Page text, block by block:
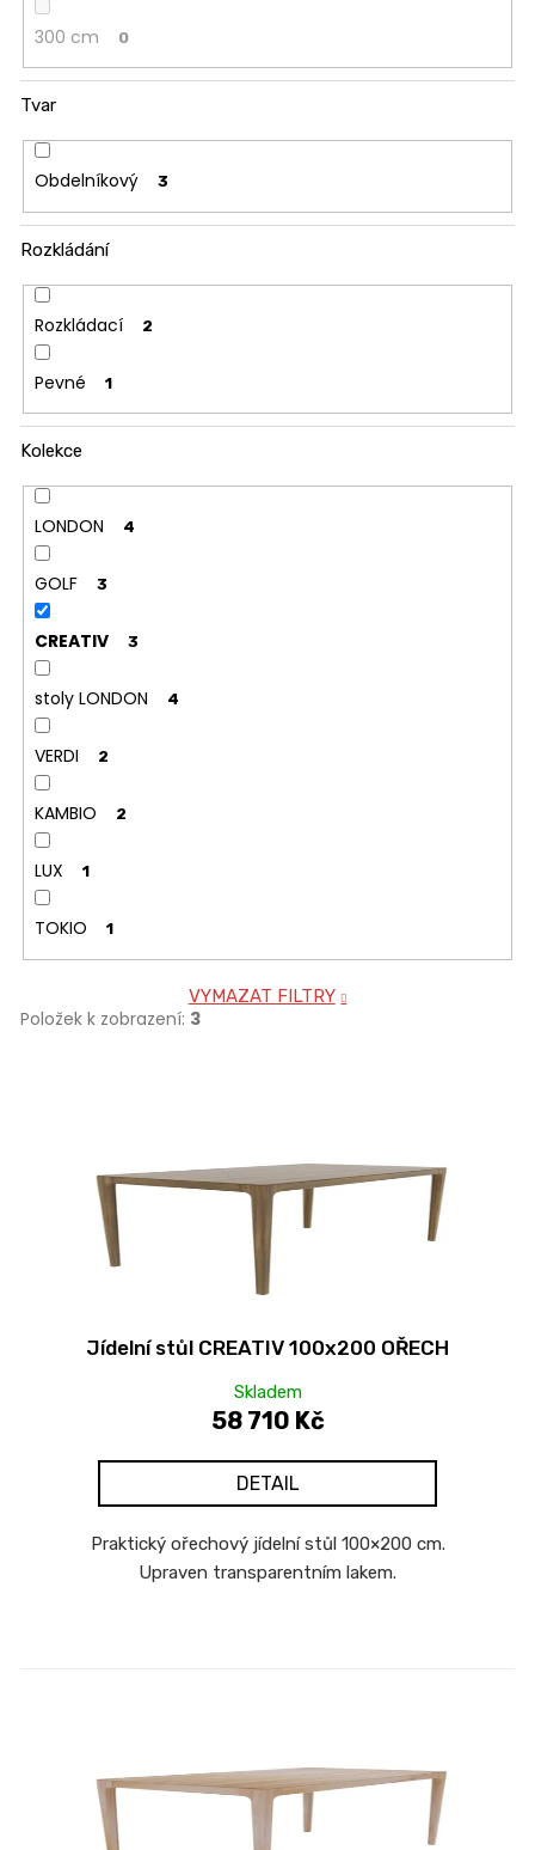
300 cm 0
Tvar
Obdelníkový 3
Rozkládání
Rozkládací 2
Pevné 1
Kolekce
LONDON 4
GOLF 3
CREATIV 3
stoly LONDON 4
VERDI 2
KAMBIO 2
LUX 1
TOKIO 1
VYMAZAT FILTRY
Položek k zobrazení: 3
Jídelní stůl CREATIV 100x200 OŘECH
Skladem
58 710 Kč
DETAIL
Praktický ořechový jídelní stůl 100×200 cm.
Upraven transparentním lakem.